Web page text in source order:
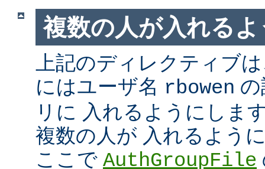
複数の人が入れる
上記のディレクティブ
にはユーザ名 rbowen
リに 入れるようにしま
複数の人が 入れるよう
ここで AuthGroupFile